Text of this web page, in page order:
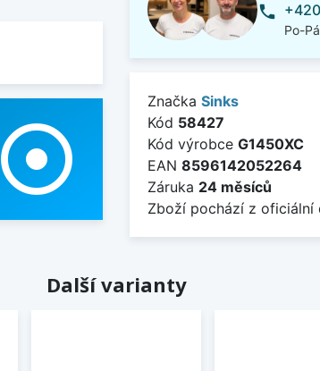
adjust
phone
Po-
Značka Sinks
Kód 58427
Kód výrobce G1450XC
EAN 8596142052264
Záruka 24 měsíců
Zboží pochází z oficiální
Další varianty